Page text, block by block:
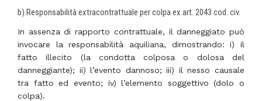
b) Responsabilità extracontrattuale per colpa ex art. 2043 cod. civ.
In assenza di rapporto contrattuale, il danneggiato può
invocare la responsabilità aquiliana, dimostrando: i) il
fatto illecito (la condotta colposa o dolosa del
danneggiante); ii) l’evento dannoso; iii) il nesso causale
tra fatto ed evento; iv) l’elemento soggettivo (dolo o
colpa).